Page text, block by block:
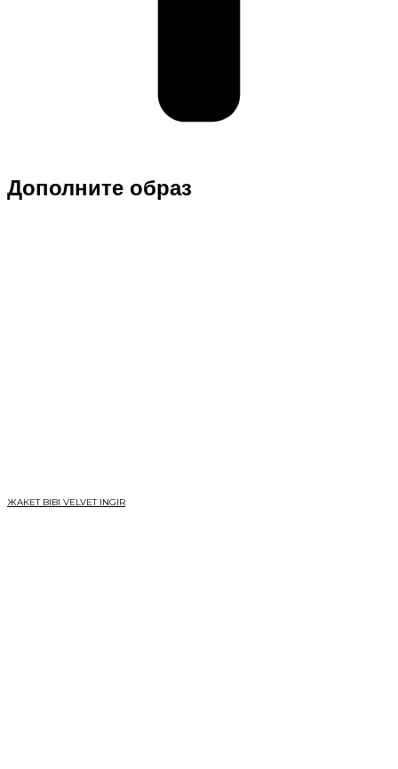
Дополните образ
ЖАКЕТ BIBI VELVET INGIR